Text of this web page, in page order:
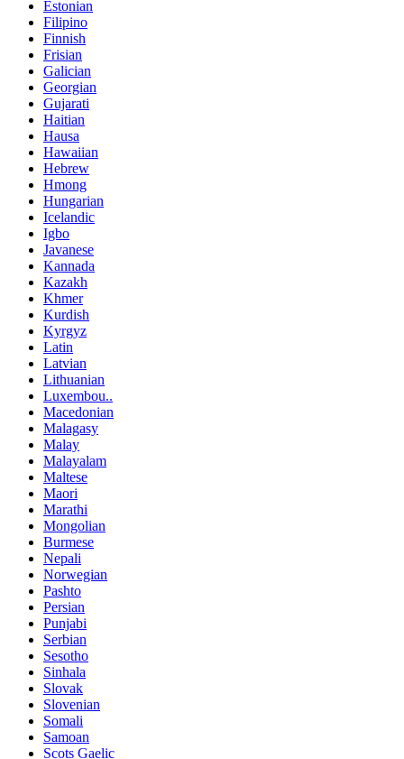
Estonian
Filipino
Finnish
Frisian
Galician
Georgian
Gujarati
Haitian
Hausa
Hawaiian
Hebrew
Hmong
Hungarian
Icelandic
Igbo
Javanese
Kannada
Kazakh
Khmer
Kurdish
Kyrgyz
Latin
Latvian
Lithuanian
Luxembou..
Macedonian
Malagasy
Malay
Malayalam
Maltese
Maori
Marathi
Mongolian
Burmese
Nepali
Norwegian
Pashto
Persian
Punjabi
Serbian
Sesotho
Sinhala
Slovak
Slovenian
Somali
Samoan
Scots Gaelic